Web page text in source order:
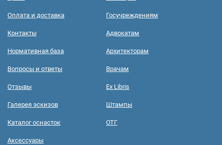
Оплата и доставка
Контакты
Нормативная база
Вопросы и ответы
Отзывы
Галерея эскизов
Каталог оснасток
Аксессуары
Госучреждениям
Адвокатам
Архитекторам
Врачам
Ex Libris
Штампы
ОТГ